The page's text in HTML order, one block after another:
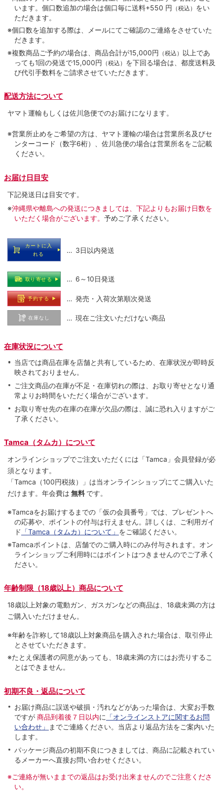
います。個口数追加の場合は個口毎に送料+550 円 （税込） をい
ただきます。
※個口数を追加する際は、メールにてご確認のご連絡をさせていた
だきます。
※複数商品ご予約の場合は、商品合計が15,000円 （税込） 以上であ
っても1回の発送で15,000円 （税込） を下回る場合は、都度送料及
び代引手数料をご請求させていただきます。
配送方法について
ヤマト運輸もしくは佐川急便でのお届けになります。
※営業所止めをご希望の方は、ヤマト運輸の場合は営業所名及びセ
ンターコード（数字6桁）、佐川急便の場合は営業所名をご記載
ください。
お届け日目安
下記発送日は目安です。
※沖縄県や離島への発送につきましては、下記よりもお届け日数を
いただく場合がございます。 予めご了承ください。
カートに入
れる
… 3日以内発送
取り寄せる … 6～10日発送
予約する … 発売・入荷次第順次発送
在庫なし … 現在ご注文いただけない商品
在庫状況について
当店では商品在庫を店舗と共有しているため、在庫状況が即時反
映されておりません。
ご注文商品の在庫が不足・在庫切れの際は、お取り寄せとなり通
常よりお時間をいただく場合がございます。
お取り寄せ先の在庫の在庫が欠品の際は、誠に恐れ入りますがご
了承ください。
Tamca（タムカ）について
オンラインショップでご注⽂いただくには「Tamca」会員登録が必
須となります。
「Tamca （100円税抜）
」は当オンラインショップにてご購⼊いた
だけます。 年会費は 無料 です。
※Tamcaをお届けするまでの「仮の会員番号」では、プレゼントへ
の応募や、ポイントの付与は⾏えません。詳しくは、ご利⽤ガイ
ド 「Tamca（タムカ）について」 をご確認ください。
※Tamcaポイントは、店舗でのご購⼊時にのみ付与されます。オン
ラインショップご利用時にはポイントはつきませんのでご了承く
ださい。
年齢制限（18歳以上）商品について
18歳以上対象の電動ガン、ガスガンなどの商品は、18歳未満の方は
ご購入いただけません。
※年齢を詐称して18歳以上対象商品を購入された場合は、取引停止
とさせていただきます。
※たとえ保護者の同意があっても、18歳未満の方にはお売りするこ
とはできません。
初期不良・返品について
お届け商品に誤送や破損・汚れなどがあった場合は、大変お手数
ですが 商品到着後７日以内に 「オンラインストアに関するお問
い合わせ」
までご連絡ください。当店より返品方法をご案内いた
します。
パッケージ商品の初期不良につきましては、商品に記載されてい
るメーカーへ直接お問い合わせください。
※ご連絡が無いままでの返品はお受け出来ませんのでご注意くださ
い。